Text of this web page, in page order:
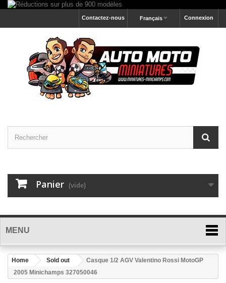
Connexion
Français
Contactez-nous
Panier (vide)
MENU
Home Sold out
Casque 1/2 AGV Valentino Rossi MotoGP
2005 Minichamps 327050046